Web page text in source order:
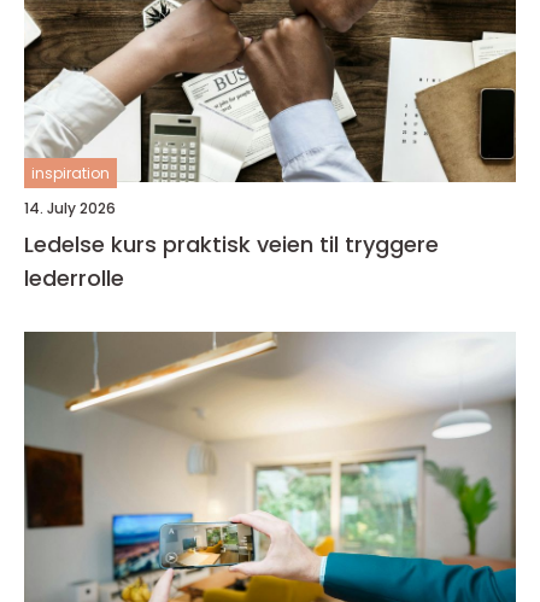
inspiration
14. July 2026
Ledelse kurs praktisk veien til tryggere
lederrolle